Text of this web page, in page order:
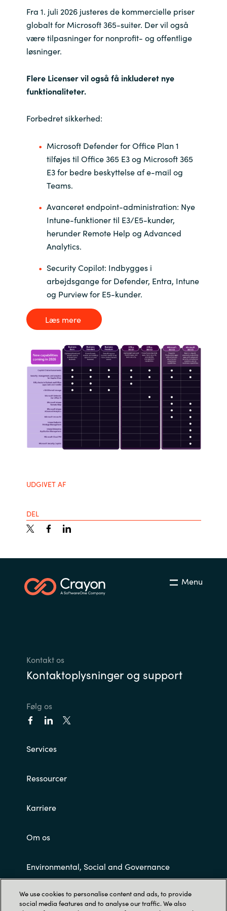
Indonesia
Lithuania
Malaysia
Netherlands
Oman
Poland
Portugal
Qatar
Romania
Serbia
Sweden
Switzerland
Fra 1. juli 2026 justeres de kommercielle priser
globalt for Microsoft 365-suiter. Der vil også
være tilpasninger for nonprofit- og offentlige
løsninger.
Flere Licenser vil også få inkluderet nye
funktionaliteter.
Forbedret sikkerhed:
Microsoft Defender for Office Plan 1
tilføjes til Office 365 E3 og Microsoft 365
E3 for bedre beskyttelse af e-mail og
Teams.
Avanceret endpoint-administration: Nye
Intune-funktioner til E3/E5-kunder,
herunder Remote Help og Advanced
Analytics.
Security Copilot: Indbygges i
arbejdsgange for Defender, Entra, Intune
og Purview for E5-kunder.
Læs mere
UDGIVET AF
DEL
Menu
Kontakt os
Kontaktoplysninger og support
Følg os
Services
Ressourcer
Karriere
Om os
Environmental, Social and Governance
Customer Terms and Conditions
We use cookies to personalise content and ads, to provide
social media features and to analyse our traffic. We also